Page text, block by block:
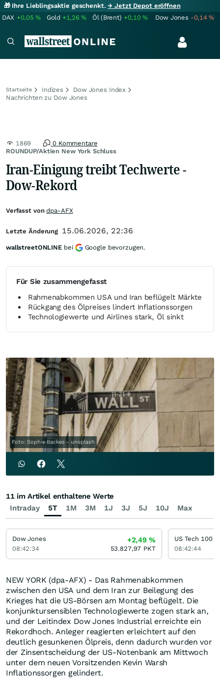
🎁 Ihre Lieblingsaktie geschenkt.→ Jetzt Depot eröffnen
DAX +0,05% Gold +1,26% Öl (Brent) +0,10% Dow Jones -0,14%
Startseite Indizes
Dow Jones Index
Nachrichten zu Dow Jones
ROUNDUP/Aktien New York Schluss
1869 0 Kommentare
Iran-Einigung treibt Techwerte -
Dow-Rekord
Für Sie zusammengefasst
Rahmenabkommen USA und Iran beflügelt Märkte
Rückgang des Ölpreises lindert Inflationssorgen
Technologiewerte und Airlines stark, Öl sinkt
Foto: Sophie Backes - unsplash
NEW YORK (dpa-AFX) - Das Rahmenabkommen
zwischen den USA und dem Iran zur Beilegung des
Krieges hat die US-Börsen am Montag beflügelt. Die
konjunktursensiblen Technologiewerte zogen stark an,
und der Leitindex Dow Jones Industrial erreichte ein
Rekordhoch. Anleger reagierten erleichtert auf den
deutlich gesunkenen Ölpreis, denn dadurch wurden vor
der Zinsentscheidung der US-Notenbank am Mittwoch
unter dem neuen Vorsitzenden Kevin Warsh
Inflationssorgen gelindert.
Verfasst vondpa-AFX
Letzte Änderung 15.06.2026, 22:36
wallstreetONLINE bei Google bevorzugen.
Intraday 5T 1M 3M 1J 3J 5J 10J Max
11 im Artikel enthaltene Werte
Dow Jones
08:42:34
+2,49%
53.827,97 PKT
US Tech 100
08:42:44